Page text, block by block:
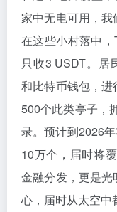
家中无电可用，我
在这些小村落中
只收3 USDT。居
和比特币钱包，
500个此类亭子，
录。预计到2026
10万个，届时将
金融分发，更是
心，届时从太空中